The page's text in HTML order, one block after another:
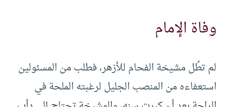
وفاة الإمام
لم تطُل مشيخة الفحام للأزهر، فطلب من المسئولين
استعفاءه من المنصب الجليل لرغبته الملحة في